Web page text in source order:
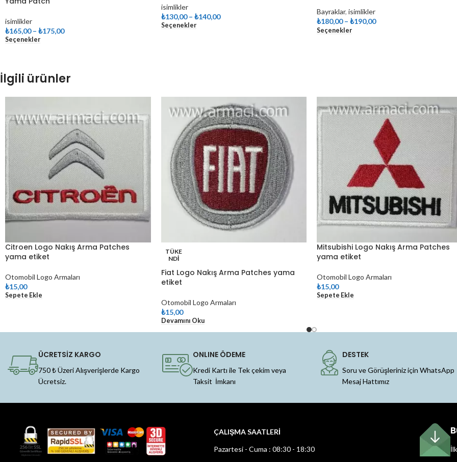
isimlikler
₺165,00 – ₺175,00
Seçenekler
isimlikler
₺130,00 – ₺140,00
Seçenekler
Bayraklar, isimlikler
₺180,00 – ₺190,00
Seçenekler
İlgili ürünler
Citroen Logo Nakış Arma Patches
yama etiket
Otomobil Logo Armaları
₺15,00
Sepete Ekle
TÜKE
NDI
Fiat Logo Nakış Arma Patches yama
etiket
Otomobil Logo Armaları
₺15,00
Devamını Oku
Mitsubishi Logo Nakış Arma Patches
yama etiket
Otomobil Logo Armaları
₺15,00
Sepete Ekle
ÜCRETSİZ KARGO
750 ₺ Üzeri Alışverişlerde Kargo
Ücretsiz.
ONLINE ÖDEME
Kredi Kartı ile Tek çekim veya
Taksit İmkanı
DESTEK
Soru ve Görüşleriniz için WhatsApp
Mesaj Hattımız
ÇALIŞMA SAATLERİ
Pazartesi - Cuma : 08:30 - 18:30